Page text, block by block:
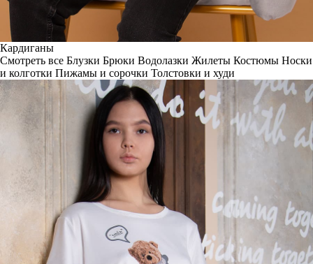
Кардиганы
Смотреть все Блузки Брюки Водолазки Жилеты Костюмы Носки
и колготки Пижамы и сорочки Толстовки и худи